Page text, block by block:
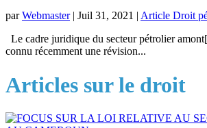
parWebmaster| Juil 31, 2021 | Article Droit
Le cadre juridique du secteur pétrolier
connu récemment une révision...
Articles sur le droit